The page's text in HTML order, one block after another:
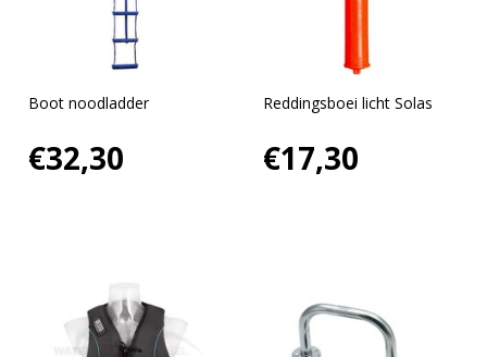
Boot noodladder
€32,30
Reddingsboei licht Solas
€17,30